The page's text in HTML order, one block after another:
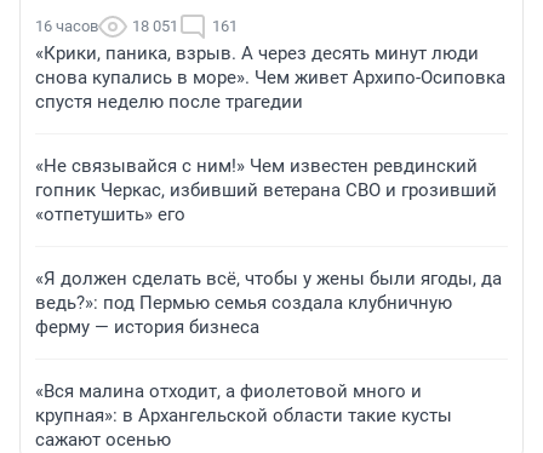
16 часов 18 051 161
«Крики, паника, взрыв. А через десять минут люди
снова купались в море». Чем живет Архипо-Осиповка
спустя неделю после трагедии
«Не связывайся с ним!» Чем известен ревдинский
гопник Черкас, избивший ветерана СВО и грозивший
«отпетушить» его
«Я должен сделать всё, чтобы у жены были ягоды, да
ведь?»: под Пермью семья создала клубничную
ферму — история бизнеса
«Вся малина отходит, а фиолетовой много и
крупная»: в Архангельской области такие кусты
сажают осенью